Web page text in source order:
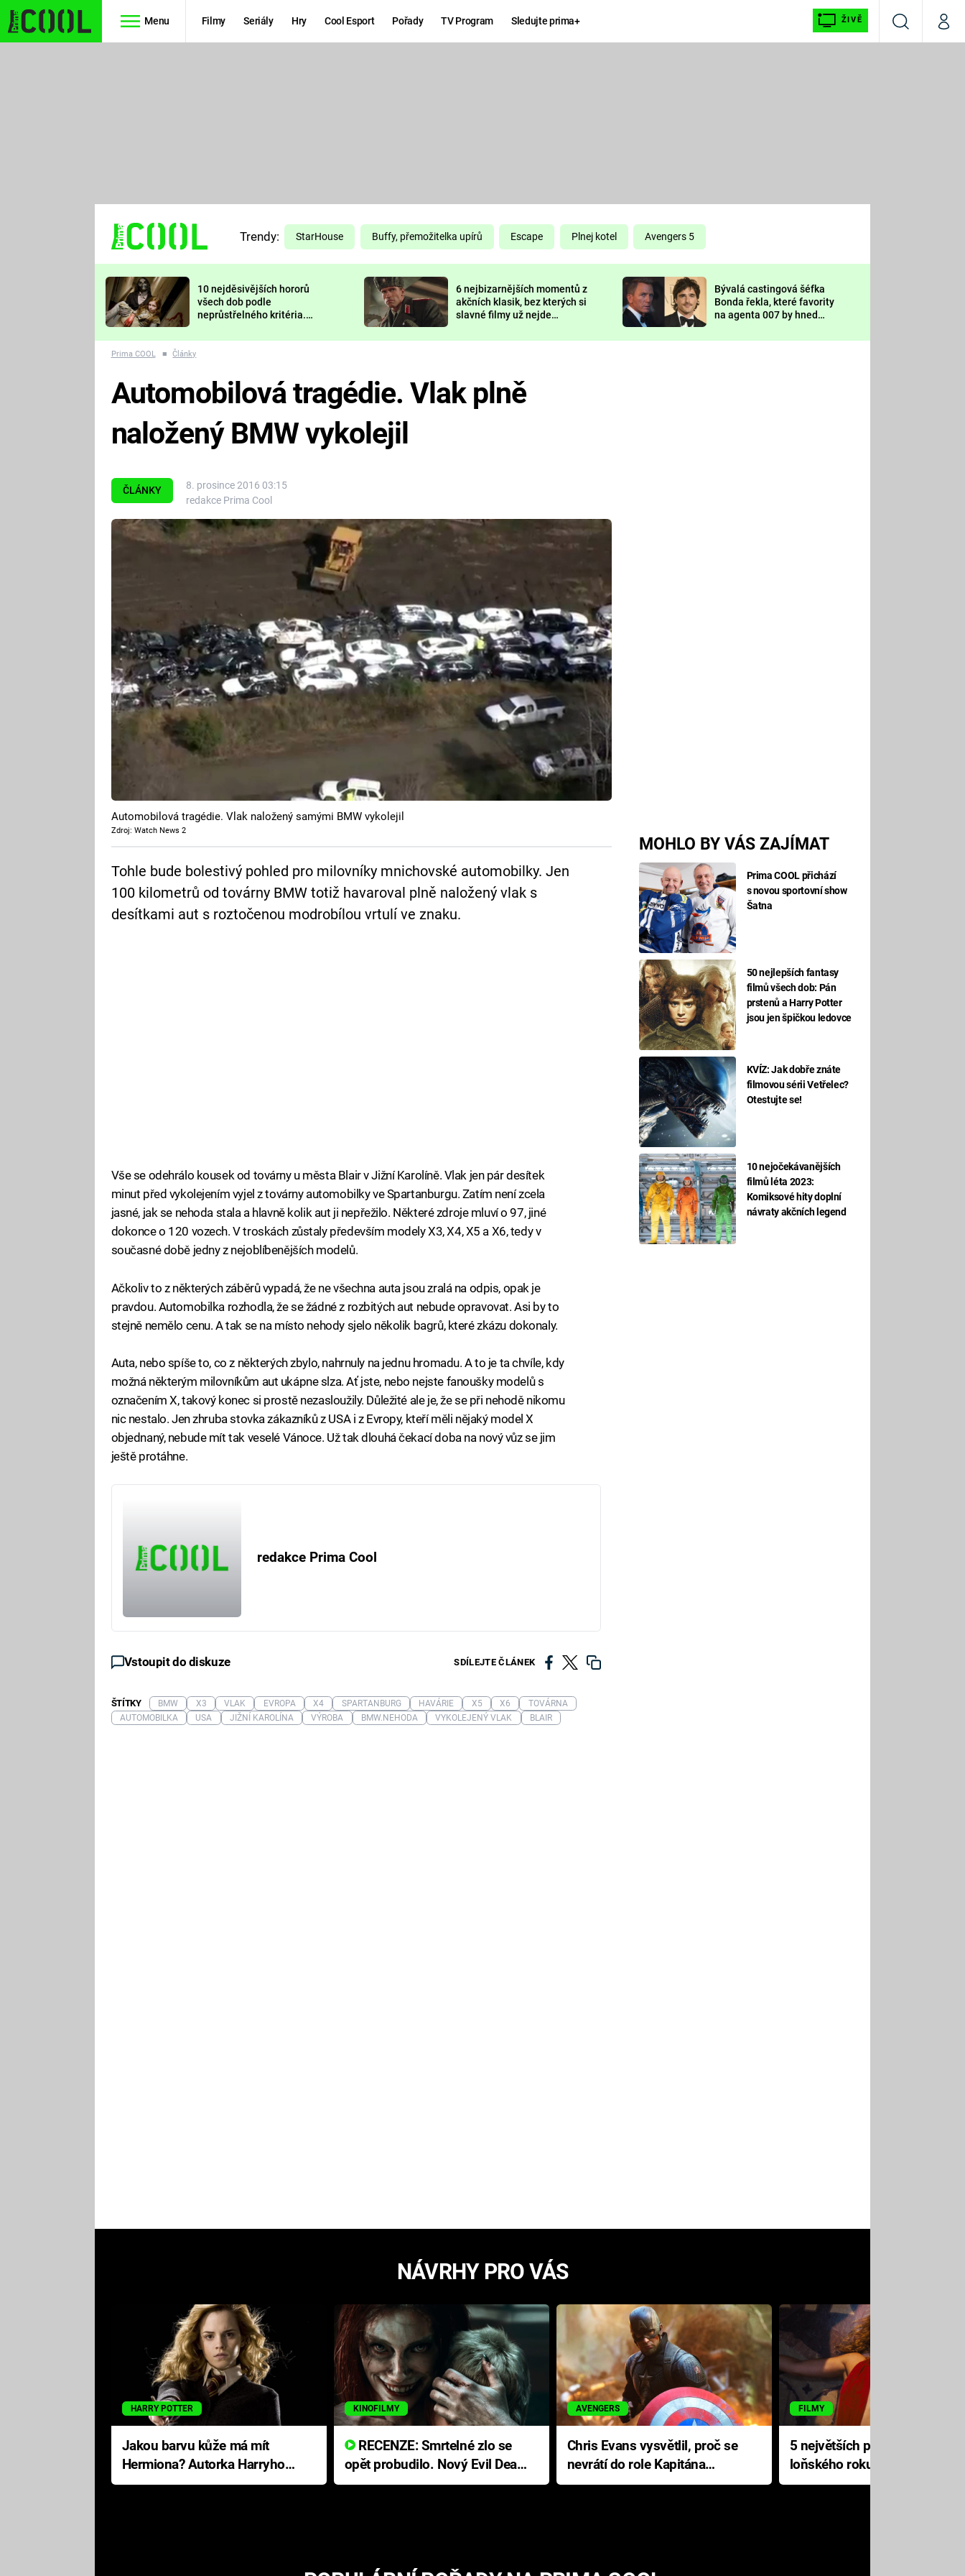
Menu Filmy Seriály Hry Cool Esport Pořady TV Program Sledujte prima+ ŽIVĚ
VyhledáváníMůj
TŘESKU
FUTURAMA
PREDÁTOR
DELIVERANCE
KOMEDIE
CHUCK
NORRIS
DEADPOOL
Prima LAJK
Sledujte nás
Trendy: StarHouse Buffy, přemožitelka upírů Escape Plnej kotel Avengers 5
10 nejděsivějších hororů
všech dob podle
neprůstřelného kritéria.
nejvíc zvednou tep?
6 nejbizarnějších momentů z
akčních klasik, bez kterých si
slavné filmy už nejde
Bývalá castingová šéfka
Bonda řekla, které favority
na agenta 007 by hned
Prima COOL ■ Články
ČLÁNKY
8. prosince 2016 03:15
redakce Prima Cool
MOHLO BY VÁS ZAJÍMAT
Prima COOL přichází
s novou sportovní show
Šatna
50 nejlepších fantasy
filmů všech dob: Pán
prstenů a Harry Potter
jsou jen špičkou ledovce
KVÍZ: Jak dobře znáte
filmovou sérii Vetřelec?
Otestujte se!
10 nejočekávanějších
filmů léta 2023:
Komiksové hity doplní
návraty akčních legend
Automobilová tragédie. Vlak plně
naložený BMW vykolejil
Automobilová tragédie. Vlak naložený samými BMW vykolejil
Zdroj: Watch News 2
Tohle bude bolestivý pohled pro milovníky mnichovské automobilky. Jen
100 kilometrů od továrny BMW totiž havaroval plně naložený vlak s
desítkami aut s roztočenou modrobílou vrtulí ve znaku.
Vše se odehrálo kousek od továrny u města Blair v Jižní Karolíně. Vlak jen pár desítek
minut před vykolejením vyjel z továrny automobilky ve Spartanburgu. Zatím není zcela
jasné, jak se nehoda stala a hlavně kolik aut ji nepřežilo. Některé zdroje mluví o 97, jiné
dokonce o 120 vozech. V troskách zůstaly především modely X3, X4, X5 a X6, tedy v
současné době jedny z nejoblíbenějších modelů.
Ačkoliv to z některých záběrů vypadá, že ne všechna auta jsou zralá na odpis, opak je
pravdou. Automobilka rozhodla, že se žádné z rozbitých aut nebude opravovat. Asi by to
stejně nemělo cenu. A tak se na místo nehody sjelo několik bagrů, které zkázu dokonaly.
Auta, nebo spíše to, co z některých zbylo, nahrnuly na jednu hromadu. A to je ta chvíle, kdy
možná některým milovníkům aut ukápne slza. Ať jste, nebo nejste fanoušky modelů s
označením X, takový konec si prostě nezasloužily. Důležité ale je, že se při nehodě nikomu
nic nestalo. Jen zhruba stovka zákazníků z USA i z Evropy, kteří měli nějaký model X
objednaný, nebude mít tak veselé Vánoce. Už tak dlouhá čekací doba na nový vůz se jim
ještě protáhne.
redakce Prima Cool
Vstoupit do diskuze SDÍLEJTE ČLÁNEK
ŠTÍTKY BMW X3 VLAK EVROPA X4 SPARTANBURG HAVÁRIE X5 X6
TOVÁRNA
AUTOMOBILKA
USA JIŽNÍ KAROLÍNA VÝROBA BMW.NEHODA VYKOLEJENÝ VLAK BLAIR
NÁVRHY PRO VÁS
HARRY POTTER
Jakou barvu kůže má mít
Hermiona? Autorka Harryho
Pottera přišla s ráznou
KINOFILMY
RECENZE: Smrtelné zlo se
opět probudilo. Nový Evil Dead
přichází s neodolatelnou
AVENGERS
Chris Evans vysvětlil, proč se
nevrátí do role Kapitána
Ameriky
FILMY
5 největších propadáků
loňského roku: Disney na
jediné katastrofě prodělal 200